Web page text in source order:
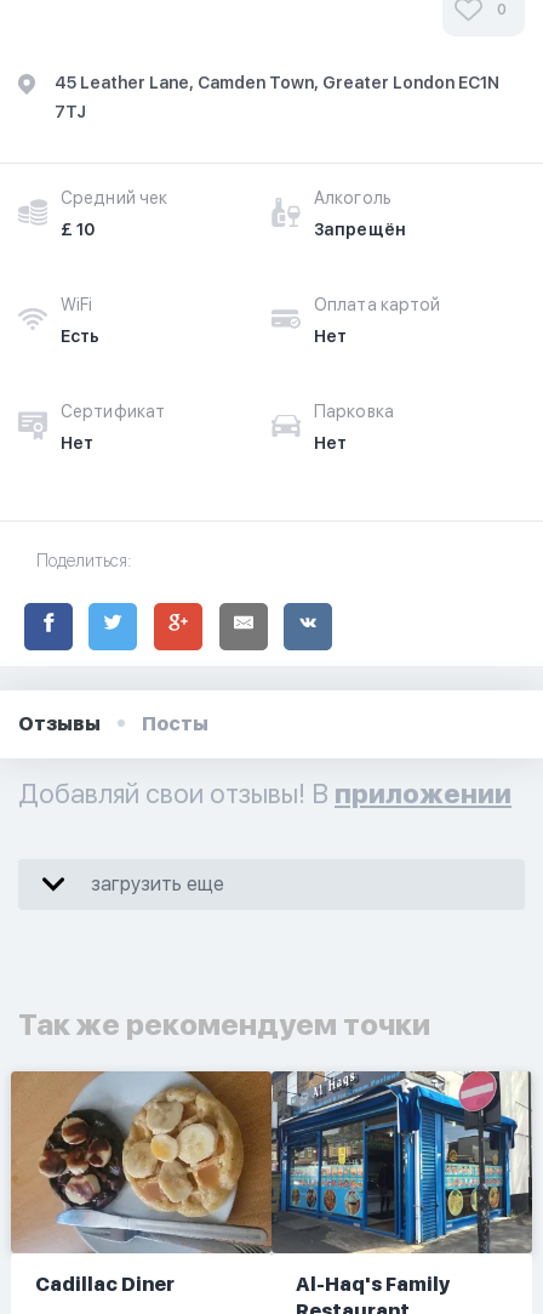
0
45 Leather Lane, Camden Town, Greater London EC1N
7TJ
Средний чек
£ 10
Алкоголь
Запрещён
WiFi
Есть
Оплата картой
Нет
Сертификат
Нет
Парковка
Нет
Поделиться:
Отзывы Посты
Добавляй свои отзывы! В приложении
загрузить еще
Так же рекомендуем точки
Cadillac Diner
Al-Haq's Family